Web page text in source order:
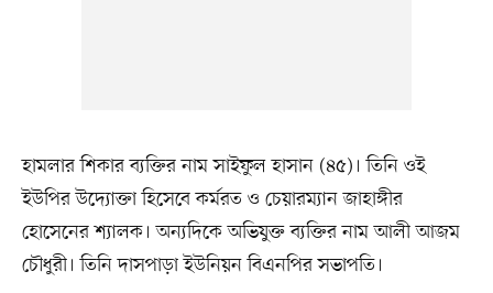
হামলার শিকার ব্যক্তির নাম সাইফুল হাসান (৪৫)। তিনি ওই
ইউপির উদ্যোক্তা হিসেবে কর্মরত ও চেয়ারম্যান জাহাঙ্গীর
হোসেনের শ্যালক। অন্যদিকে অভিযুক্ত ব্যক্তির নাম আলী আজম
চৌধুরী। তিনি দাসপাড়া ইউনিয়ন বিএনপির সভাপতি।